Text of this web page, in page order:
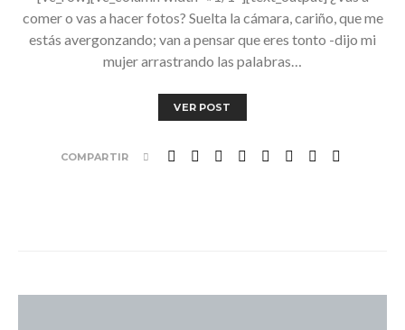
comer o vas a hacer fotos? Suelta la cámara, cariño, que me
estás avergonzando; van a pensar que eres tonto -dijo mi
mujer arrastrando las palabras…
VER POST
COMPARTIR